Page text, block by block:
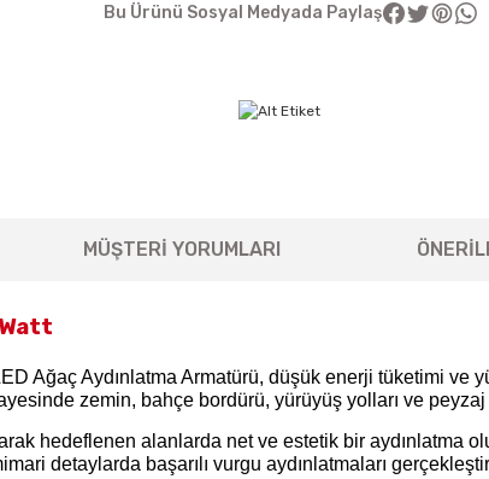
Bu Ürünü Sosyal Medyada Paylaş
MÜŞTERİ YORUMLARI
Ağaç Aydınlatma Armatürü, düşük enerji tüketimi ve
zemin, bahçe bordürü, yürüyüş yolları ve
hedeflenen alanlarda net ve estetik bir aydınlatma
detaylarda başarılı vurgu aydınlatmaları